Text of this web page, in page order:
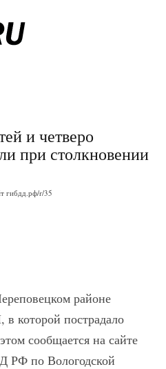
и четверо
при столкновении
гибдд.рф/r/35
районе
в которой пострадало
сообщается на сайте
по Вологодской